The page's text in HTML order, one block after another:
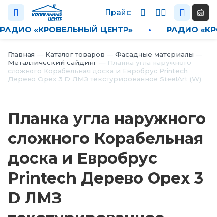
Каталог
П
с
Н
о
в
о
с
и
Прайс
РАДИО «КРОВЕЛЬНЫЙ ЦЕНТР»
РАДИО
Главная — Каталог товаров — Фасадные материалы —
Металлический сайдинг — Планка угла наружного
сложного Корабельная доска и Евробрус Printech
Дерево Орех 3 D ЛМЗ текстурированное SteelArt (W)
Планка угла наружного
сложного Корабельная
доска и Евробрус
Printech Дерево Орех 3
D ЛМЗ